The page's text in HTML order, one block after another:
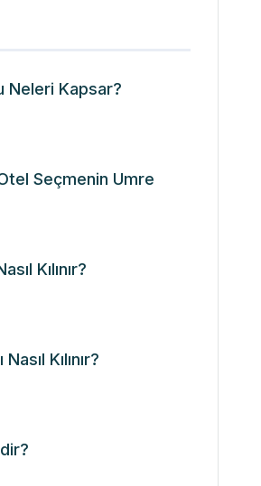
Neleri Kapsar?
Seçmenin Umre
Kılınır?
Kılınır?